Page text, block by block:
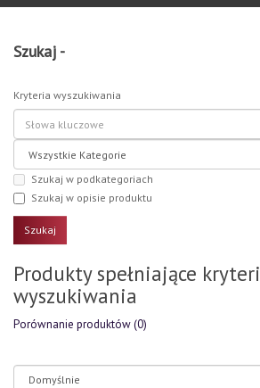
Szukaj -
Kryteria wyszukiwania
Szukaj w podkategoriach
Szukaj w opisie produktu
Produkty spełniające
wyszukiwania
Porównanie produktów (0)